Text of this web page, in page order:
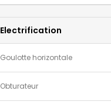
Electrification
Goulotte horizontale
Obturateur